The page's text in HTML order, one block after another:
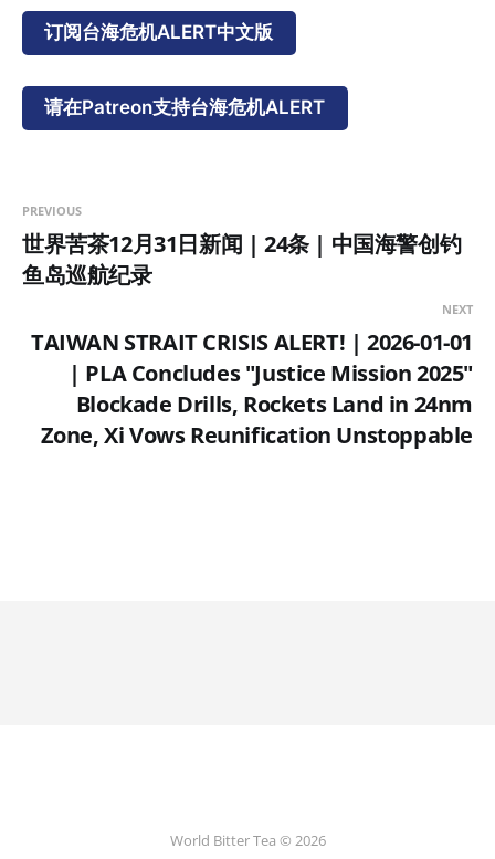
订阅台海危机ALERT中文版
请在Patreon支持台海危机ALERT
PREVIOUS
世界苦茶12月31日新闻 | 24条 | 中国海警创钓
鱼岛巡航纪录
NEXT
TAIWAN STRAIT CRISIS ALERT! | 2026-01-01
| PLA Concludes "Justice Mission 2025"
Blockade Drills, Rockets Land in 24nm
Zone, Xi Vows Reunification Unstoppable
World Bitter Tea © 2026